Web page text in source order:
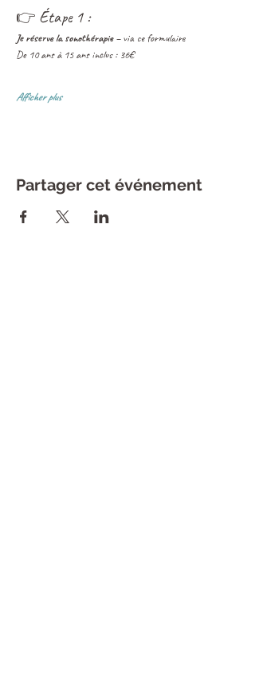
👉 Étape 1 :
Je réserve la sonothérapie – via ce formulaire
De 10 ans à 15 ans inclus : 36€
Afficher plus
Partager cet événement